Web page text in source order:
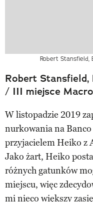
Robert Stansfield,
Robert Stansfield,
/ III miejsce Macro
W listopadzie 2019
nurkowania na
przyjacielem Heiko z
Jako żart, Heiko
różnych gatunków
miejscu, więc
mi nieco większy